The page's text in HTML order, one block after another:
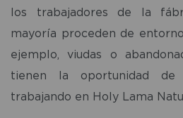
los trabajadores de la
mayoría proceden de
ejemplo, viudas o
tienen la oportunidad
trabajando en Holy Lama